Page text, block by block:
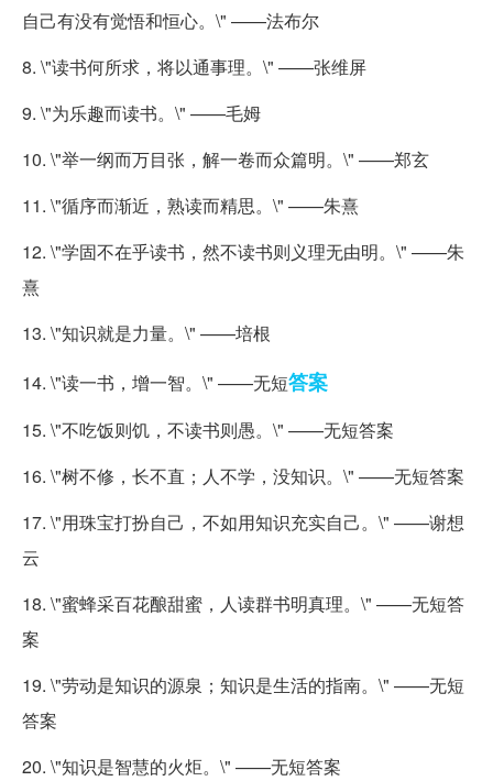
自己有没有觉悟和恒心。\" ——法布尔
8. \"读书何所求，将以通事理。\" ——张维屏
9. \"为乐趣而读书。\" ——毛姆
10. \"举一纲而万目张，解一卷而众篇明。\" ——郑玄
11. \"循序而渐近，熟读而精思。\" ——朱熹
12. \"学固不在乎读书，然不读书则义理无由明。\" ——朱
熹
13. \"知识就是力量。\" ——培根
14. \"读一书，增一智。\" ——无短答案
15. \"不吃饭则饥，不读书则愚。\" ——无短答案
16. \"树不修，长不直；人不学，没知识。\" ——无短答案
17. \"用珠宝打扮自己，不如用知识充实自己。\" ——谢想
云
18. \"蜜蜂采百花酿甜蜜，人读群书明真理。\" ——无短答
案
19. \"劳动是知识的源泉；知识是生活的指南。\" ——无短
答案
20. \"知识是智慧的火炬。\" ——无短答案